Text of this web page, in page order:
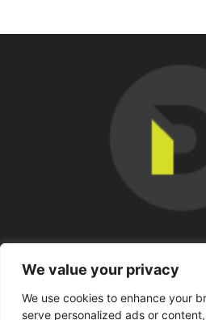
We value your privacy
We use cookies to enhance your
serve personalized ads or